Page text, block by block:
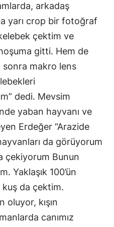
arkadaş
yarı crop bir fotoğraf
çektim ve
gitti. Hem de
makro lens
dedi. Mevsim
yaban hayvanı ve
Erdeğer “Arazide
da görüyorum
çekiyorum Bunun
Yaklaşık 100’ün
da çektim.
oluyor, kışın
canımız